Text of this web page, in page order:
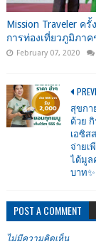
Mission Traveler ค
การท่องเที่ยวภูมิภา
February 07, 2020
สุขกา
ด้วย กิ
เอซิส
จ่ายเ
ได้มูล
บาท
POST A COMMENT
ไม่มีความคิดเห็น